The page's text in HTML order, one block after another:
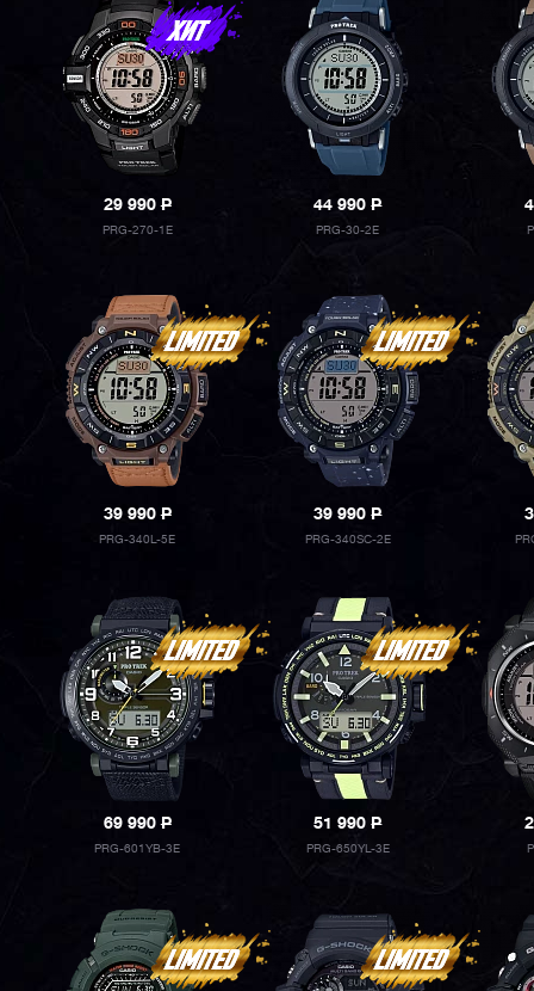
29 990P
PRG-270-1E
44 990P
PRG-30-2E
39 990P
PRG-340L-5E
39 990P
PRG-340SC-2E
69 990P
PRG-601YB-3E
51 990P
PRG-650YL-3E